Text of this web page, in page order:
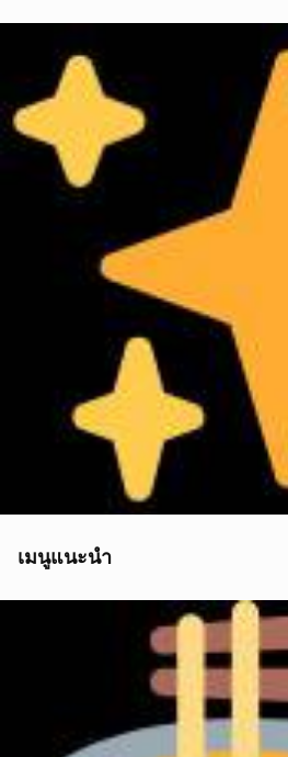
เมนูแนะนำ